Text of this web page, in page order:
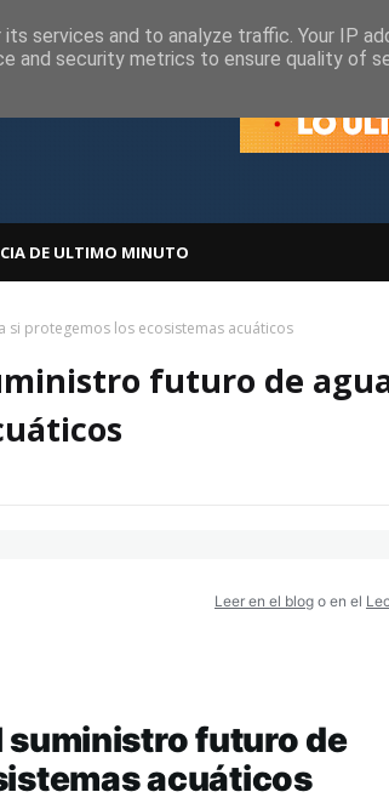
DE ULTIMO MINUTO
protegemos los ecosistemas acuáticos
futuro de
Leer en el blog o en el
suministro futuro de
acuáticos
services and to analyze traffic. Your IP
and security metrics to ensure quality of